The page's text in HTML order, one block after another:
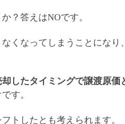
？答えはNOです。
くなってしまうことになり
したタイミングで譲渡原価
す。
トした とも考えられます。